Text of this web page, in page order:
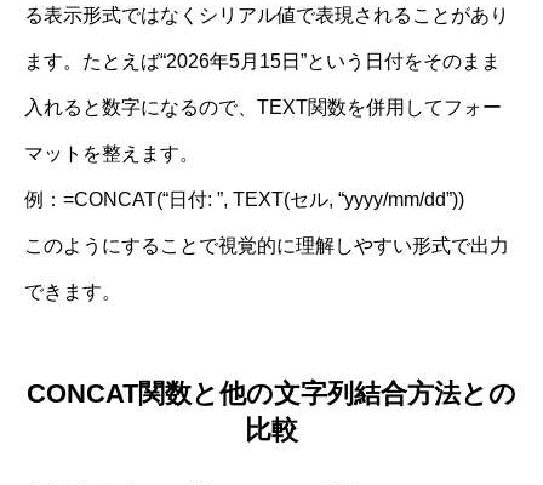
る表示形式ではなくシリアル値で表現されることがあり
ます。たとえば“2026年5月15日”という日付をそのまま
入れると数字になるので、TEXT関数を併用してフォー
マットを整えます。
例：=CONCAT(“日付: ”, TEXT(セル, “yyyy/mm/dd”))
このようにすることで視覚的に理解しやすい形式で出力
できます。
CONCAT関数と他の文字列結合方法との
比較